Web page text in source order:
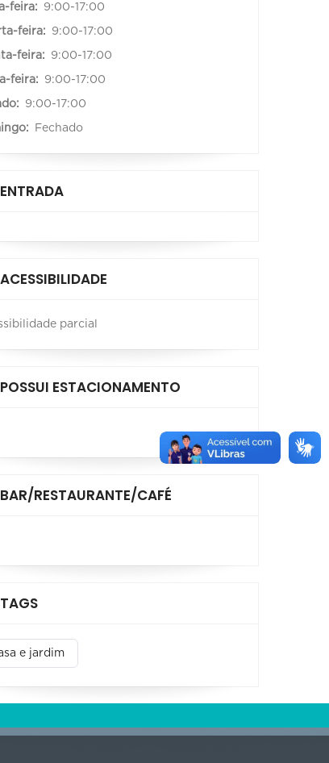
feira: 9:00-17:00
feira: 9:00-17:00
feira: 9:00-17:00
feira: 9:00-17:00
9:00-17:00
Fechado
ENTRADA
ACESSIBILIDADE
parcial
POSSUI ESTACIONAMENTO
BAR/RESTAURANTE/CAFÉ
TAGS
e jardim